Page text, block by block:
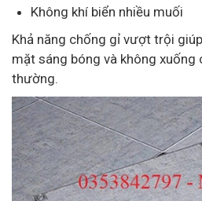
Không khí biển nhiều muối
Khả năng chống gỉ vượt trội
mặt sáng bóng và không xuống
thường.